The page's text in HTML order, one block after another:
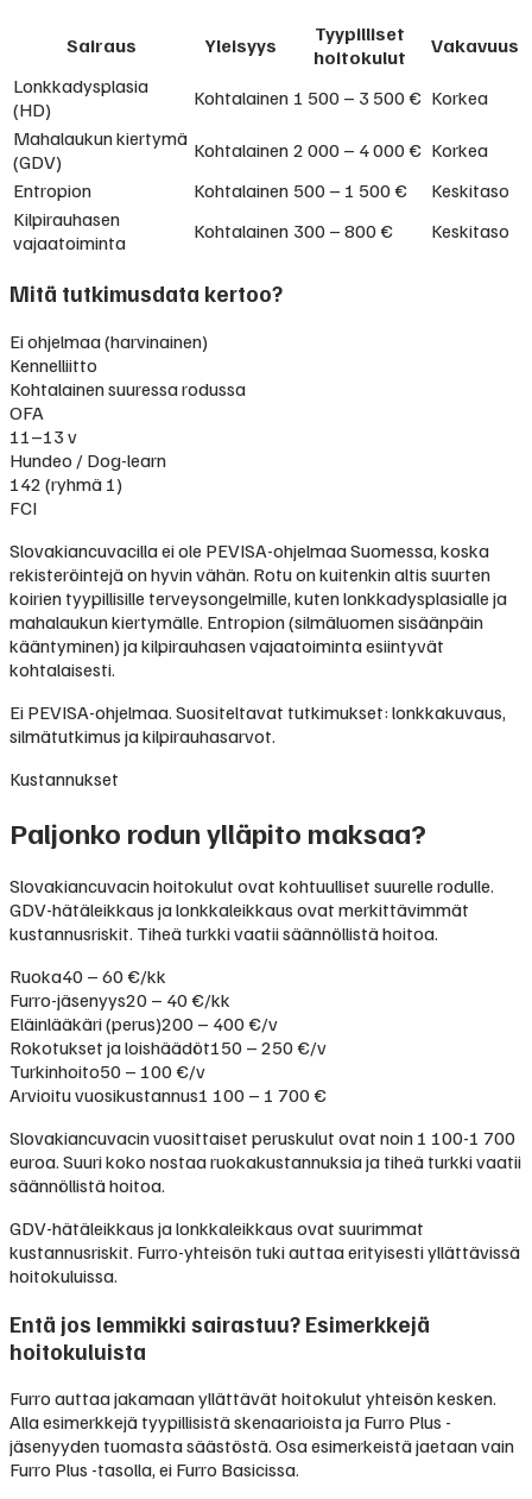
Sairaus Yleisyys
Tyypilliset
hoitokulut
Vakavuus
Lonkkadysplasia
(HD)
Kohtalainen 1 500 – 3 500 € Korkea
Mahalaukun kiertymä
(GDV)
Kohtalainen 2 000 – 4 000 € Korkea
Entropion
Kohtalainen 500 – 1 500 €
Keskitaso
Kilpirauhasen
vajaatoiminta
Kohtalainen 300 – 800 € Keskitaso
Mitä tutkimusdata kertoo?
Ei ohjelmaa (harvinainen)
Kennelliitto
Kohtalainen suuressa rodussa
OFA
11–13 v
Hundeo / Dog-learn
142 (ryhmä 1)
FCI
Slovakiancuvacilla ei ole PEVISA-ohjelmaa Suomessa, koska
rekisteröintejä on hyvin vähän. Rotu on kuitenkin altis suurten
koirien tyypillisille terveysongelmille, kuten lonkkadysplasialle ja
mahalaukun kiertymälle. Entropion (silmäluomen sisäänpäin
kääntyminen) ja kilpirauhasen vajaatoiminta esiintyvät
kohtalaisesti.
Ei PEVISA-ohjelmaa. Suositeltavat tutkimukset: lonkkakuvaus,
silmätutkimus ja kilpirauhasarvot.
Kustannukset
Paljonko rodun ylläpito maksaa?
Slovakiancuvacin hoitokulut ovat kohtuulliset suurelle rodulle.
GDV-hätäleikkaus ja lonkkaleikkaus ovat merkittävimmät
kustannusriskit. Tiheä turkki vaatii säännöllistä hoitoa.
Ruoka40 – 60 €/kk
Furro-jäsenyys20 – 40 €/kk
Eläinlääkäri (perus)200 – 400 €/v
Rokotukset ja loishäädöt150 – 250 €/v
Turkinhoito50 – 100 €/v
Arvioitu vuosikustannus1 100 – 1 700 €
Slovakiancuvacin vuosittaiset peruskulut ovat noin 1 100-1 700
euroa. Suuri koko nostaa ruokakustannuksia ja tiheä turkki vaatii
säännöllistä hoitoa.
GDV-hätäleikkaus ja lonkkaleikkaus ovat suurimmat
kustannusriskit. Furro-yhteisön tuki auttaa erityisesti yllättävissä
hoitokuluissa.
Entä jos lemmikki sairastuu? Esimerkkejä
hoitokuluista
Furro auttaa jakamaan yllättävät hoitokulut yhteisön kesken.
Alla esimerkkejä tyypillisistä skenaarioista ja Furro Plus -
jäsenyyden tuomasta säästöstä. Osa esimerkeistä jaetaan vain
Furro Plus -tasolla, ei Furro Basicissa.